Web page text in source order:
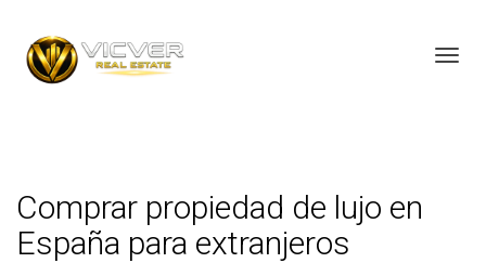
Comprar propiedad de lujo en
España para extranjeros